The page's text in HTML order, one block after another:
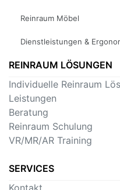
Reinraum Möbel
Dienstleistungen &
REINRAUM LÖSUNGEN
Individuelle Reinraum
Leistungen
Beratung
Reinraum Schulung
VR/MR/AR Training
SERVICES
Kontakt